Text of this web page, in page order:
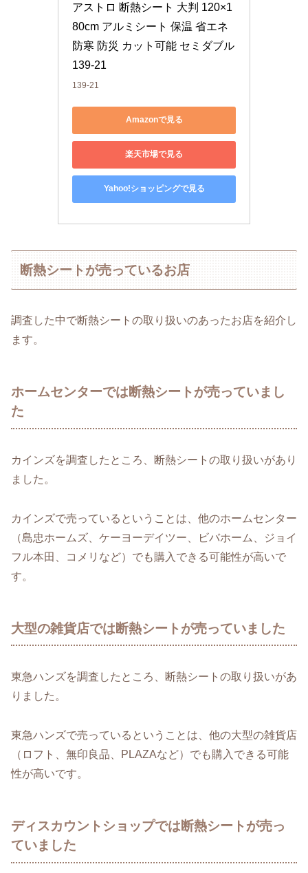
アストロ 断熱シート 大判 120×1
80cm アルミシート 保温 省エネ
防寒 防災 カット可能 セミダブル
139-21
139-21
Amazonで見る
楽天市場で見る
Yahoo!ショッピングで見る
断熱シートが売っているお店
調査した中で断熱シートの取り扱いのあったお店を紹介し
ます。
ホームセンターでは断熱シートが売っていまし
た
カインズを調査したところ、断熱シートの取り扱いがあり
ました。
カインズで売っているということは、他のホームセンター
（島忠ホームズ、ケーヨーデイツー、ビバホーム、ジョイ
フル本田、コメリなど）でも購入できる可能性が高いで
す。
大型の雑貨店では断熱シートが売っていました
東急ハンズを調査したところ、断熱シートの取り扱いがあ
りました。
東急ハンズで売っているということは、他の大型の雑貨店
（ロフト、無印良品、PLAZAなど）でも購入できる可能
性が高いです。
ディスカウントショップでは断熱シートが売っ
ていました